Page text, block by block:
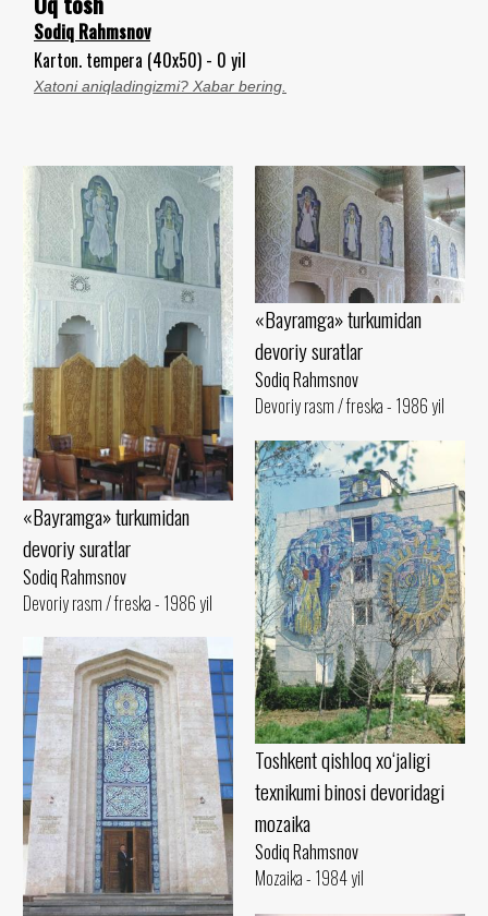
Sodiq Rahmsnov
Karton. tempera (40x50) - 0 yil
Xatoni aniqladingizmi? Xabar bering.
«Bayramga» turkumidan
devoriy suratlar
Sodiq Rahmsnov
Devoriy rasm / freska - 1986 yil
«Bayramga» turkumidan
devoriy suratlar
Sodiq Rahmsnov
Devoriy rasm / freska - 1986 yil
Toshkent qishloq xo‘jaligi
texnikumi binosi devoridagi
mozaika
Sodiq Rahmsnov
Mozaika - 1984 yil